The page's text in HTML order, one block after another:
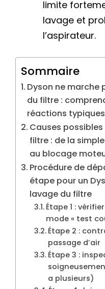
limite
lavage et
l’aspirateur.
Sommaire
Dyson ne marche
du filtre :
réactions typiques
Causes
filtre : de la
au blocage
Procédure de
étape pour un
lavage du filtre
Étape 1 :
mode « test
Étape 2 :
passage d’air
Étape 3 :
a plusieurs)